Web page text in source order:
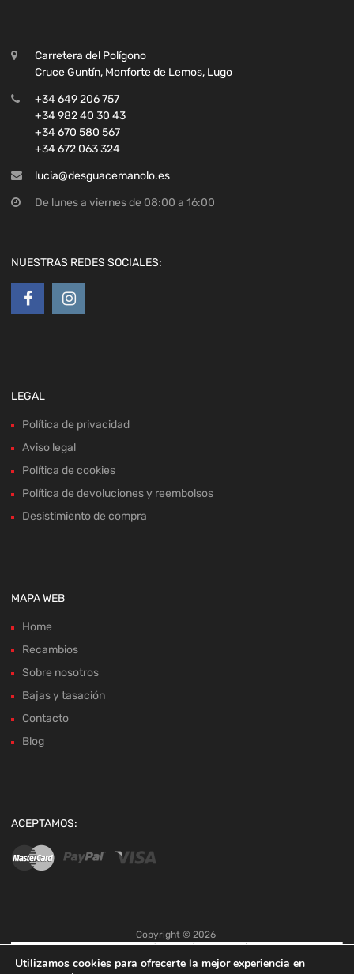
+34 670 580 567
+34 672 063 324
lucia@desguacemanolo.es
De lunes a viernes de 08:00 a 16:00
Política de cookies
Política de devoluciones y reembolsos
Desistimiento de compra
Sobre nosotros
Bajas y tasación
Contacto
Blog
Copyright ©
Utilizamos cookies para ofrecerte la mejor experiencia en